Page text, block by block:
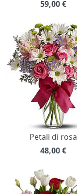
59,00€
Petali di rosa
48,00€